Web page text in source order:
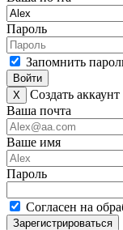
Пароль
Запомнить
Войти
X
Создать аккаунт
Ваша почта
Ваше имя
Пароль
Согласен на
Зарегистрироваться